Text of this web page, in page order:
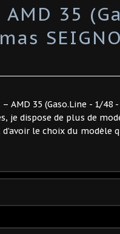
35
AMD 35 (Gaso.Line - 1/48
je dispose de plus de
d’avoir le choix du modèle